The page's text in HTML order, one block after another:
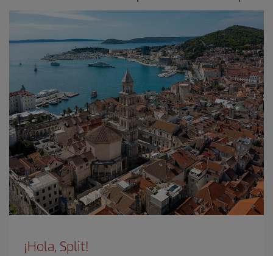
¡Hola, Split!